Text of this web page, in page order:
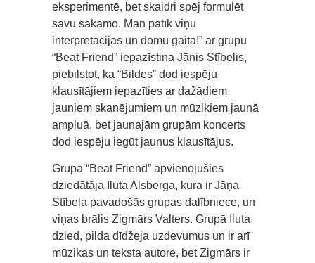
eksperimentē, bet skaidri spēj formulēt
savu sakāmo. Man patīk viņu
interpretācijas un domu gaita!” ar grupu
“Beat Friend” iepazīstina Jānis Stībelis,
piebilstot, ka “Bildes” dod iespēju
klausītājiem iepazīties ar dažādiem
jauniem skanējumiem un mūziķiem jaunā
ampluā, bet jaunajām grupām koncerts
dod iespēju iegūt jaunus klausītājus.
Grupā “Beat Friend” apvienojušies
dziedātāja Iluta Alsberga, kura ir Jāņa
Stībeļa pavadošās grupas dalībniece, un
viņas brālis Zigmārs Valters. Grupā Iluta
dzied, pilda dīdžeja uzdevumus un ir arī
mūzikas un teksta autore, bet Zigmārs ir